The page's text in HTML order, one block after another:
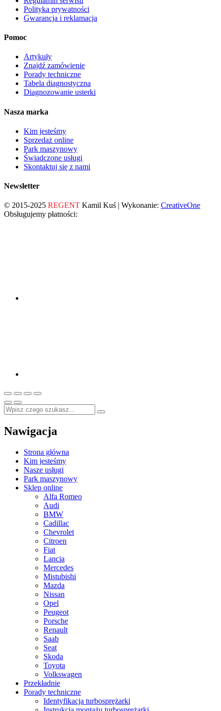
Polityka prywatności
Gwarancja i reklamacja
Pomoc
Artykuły
Znajdź zamówienie
Porady techniczne
Tabela diagnostyczna
Diagnozowanie usterki
Nasza marka
Kim jesteśmy
Sprzedaż online
Park maszynowy
Świadczone usługi
Skontaktuj się z nami
Newsletter
© 2015-2025 REGENT Kamil Kuś | Wykonanie: CreativeOne
Obsługujemy płatności:
Nawigacja
Strona główna
Kim jesteśmy
Nasze usługi
Park maszynowy
Sklep online
Alfa Romeo
Audi
BMW
Cadillac
Chevrolet
Citroen
Fiat
Lancia
Mercedes
Mistubishi
Mazda
Nissan
Opel
Peugeot
Porsche
Renault
Saab
Seat
Skoda
Toyota
Volkswagen
Przekładnie
Porady techniczne
Identyfikacja turbosprężarki